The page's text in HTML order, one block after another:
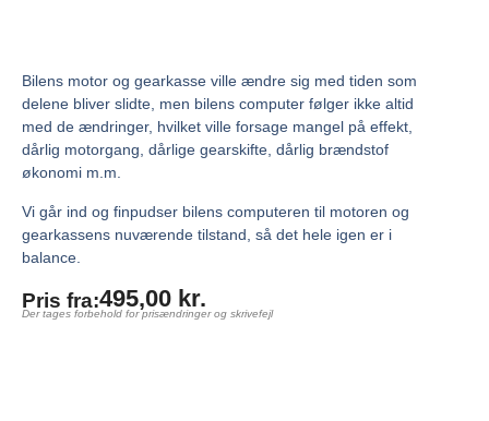
Bilens motor og gearkasse ville ændre sig med tiden som
delene bliver slidte, men bilens computer følger ikke altid
med de ændringer, hvilket ville forsage mangel på effekt,
dårlig motorgang, dårlige gearskifte, dårlig brændstof
økonomi m.m.
Vi går ind og finpudser bilens computeren til motoren og
gearkassens nuværende tilstand, så det hele igen er i
balance.
Pris fra:495,00 kr.
Der tages forbehold for prisændringer og skrivefejl